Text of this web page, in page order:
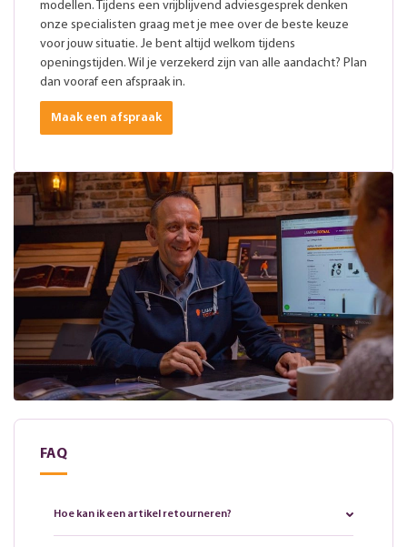
modellen. Tijdens een vrijblijvend adviesgesprek denken
onze specialisten graag met je mee over de beste keuze
voor jouw situatie. Je bent altijd welkom tijdens
openingstijden. Wil je verzekerd zijn van alle aandacht? Plan
dan vooraf een afspraak in.
Maak een afspraak
FAQ
Hoe kan ik een artikel retourneren?